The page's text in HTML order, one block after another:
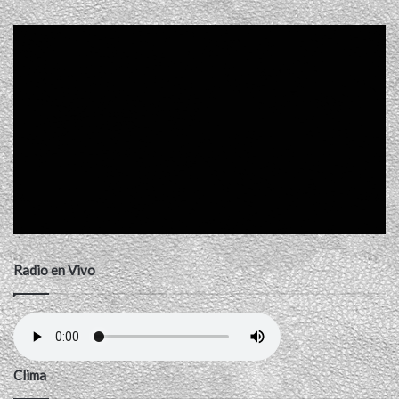
Radio en Vivo
Clima